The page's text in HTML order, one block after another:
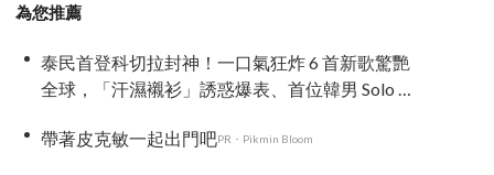
為您推薦
泰民首登科切拉封神！一口氣狂炸 6 首新歌驚艷
全球，「汗濕襯衫」誘惑爆表、首位韓男 Solo 寫
帶著皮克敏一起出門吧PR・Pikmin Bloom